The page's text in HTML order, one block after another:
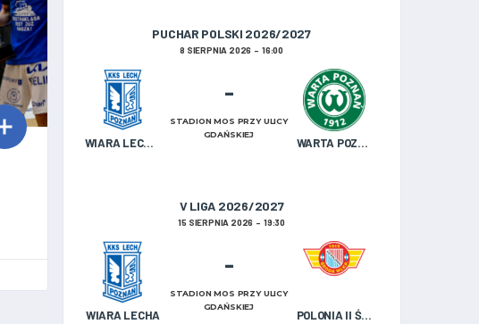
PUCHAR POLSKI 2026/2027
8 SIERPNIA 2026 16:00
WIARA LECHA OLDBOJE WARTA POZNAŃ U-19
-
STADION MOS PRZY ULICY
GDAŃSKIEJ
V LIGA 2026/2027
15 SIERPNIA 2026 19:30
WIARA LECHA POLONIA II ŚRODA WIELKOPOLSKA
-
STADION MOS PRZY ULICY
GDAŃSKIEJ